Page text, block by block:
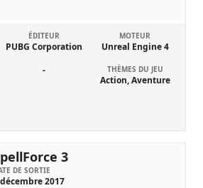
ÉDITEUR
PUBG Corporation
MOTEUR
Unreal Engine 4
- THÈMES DU JEU
Action, Aventure
3
DE SORTIE
2017